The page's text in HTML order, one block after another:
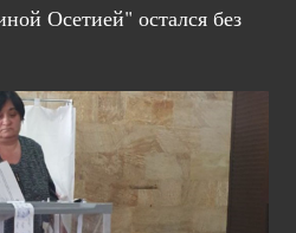
Осетией" остался без